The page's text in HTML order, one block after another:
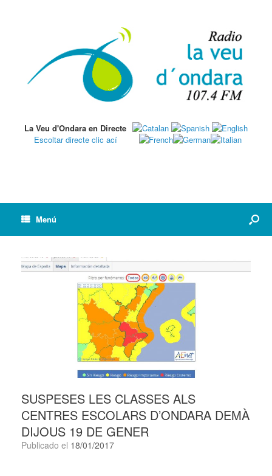
La Veu d'Ondara en Directe
Escoltar directe clic ací
Menú
SUSPESES LES CLASSES ALS
CENTRES ESCOLARS D’ONDARA DEMÀ
DIJOUS 19 DE GENER
Publicado el 18/01/2017